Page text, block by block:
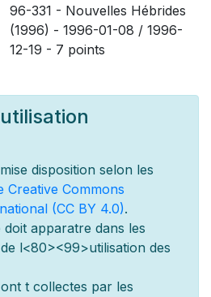
96-331 - Nouvelles Hébrides
(1996) - 1996-01-08 / 1996-
12-19 - 7 points
disposition selon les
Creative Commons
(CC BY 4.0).
doit apparatre dans les
l<80><99>utilisation des
t collectes par les